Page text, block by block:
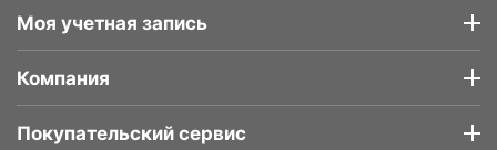
Моя учетная запись
Компания
Покупательский сервис